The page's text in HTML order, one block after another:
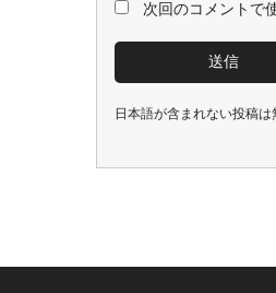
次回のコメントで
日本語が含まれない投稿